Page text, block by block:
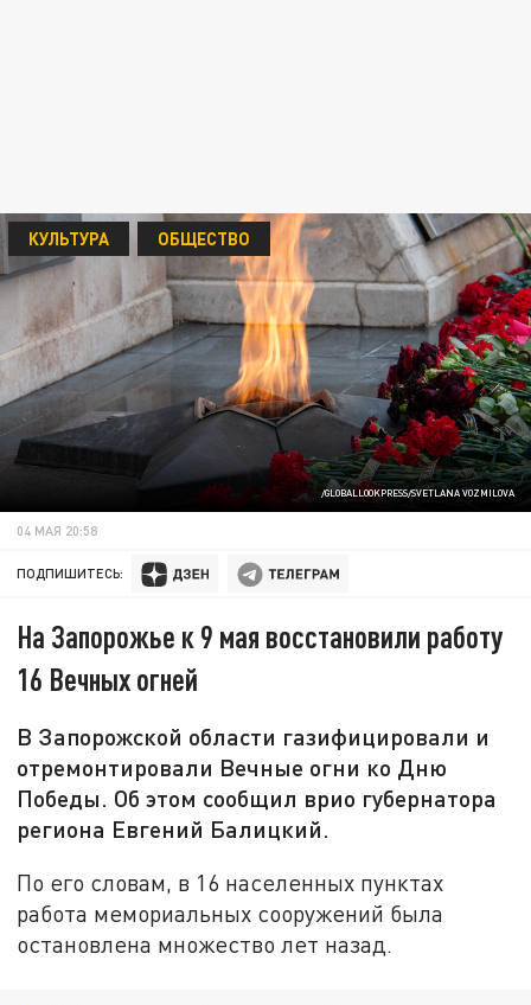
/GLOBALLOOKPRESS/SVETLANA VOZMILOVA
КУЛЬТУРА ОБЩЕСТВО
04 МАЯ 20:58
ПОДПИШИТЕСЬ:
На Запорожье к 9 мая восстановили работу
16 Вечных огней
В Запорожской области газифицировали и
отремонтировали Вечные огни ко Дню
Победы. Об этом сообщил врио губернатора
региона Евгений Балицкий.
По его словам, в 16 населенных пунктах
работа мемориальных сооружений была
остановлена множество лет назад.